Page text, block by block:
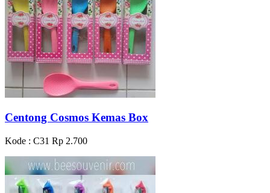
Centong Cosmos Kemas Box
Kode : C31 Rp 2.700